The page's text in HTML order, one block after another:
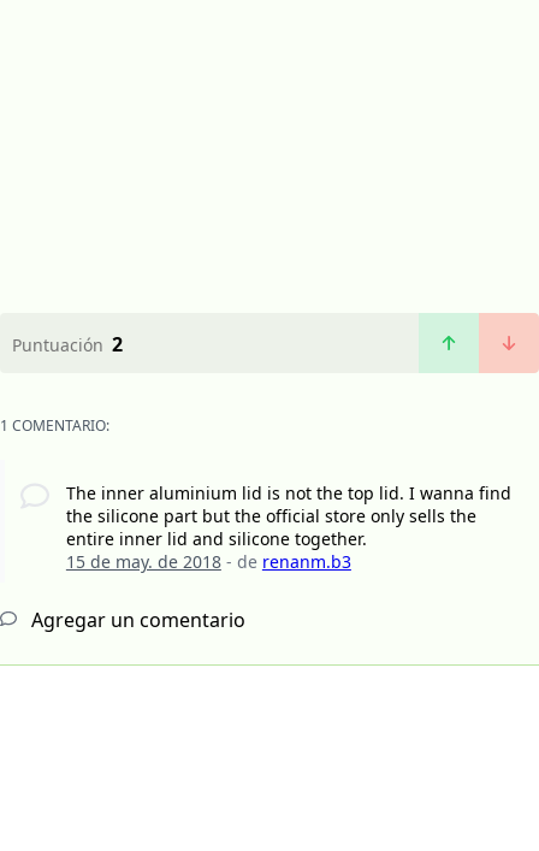
Puntuación 2
1 COMENTARIO:
The inner aluminium lid is not the top lid. I wanna find
the silicone part but the official store only sells the
entire inner lid and silicone together.
15 de may. de 2018- de renanm.b3
Agregar un comentario